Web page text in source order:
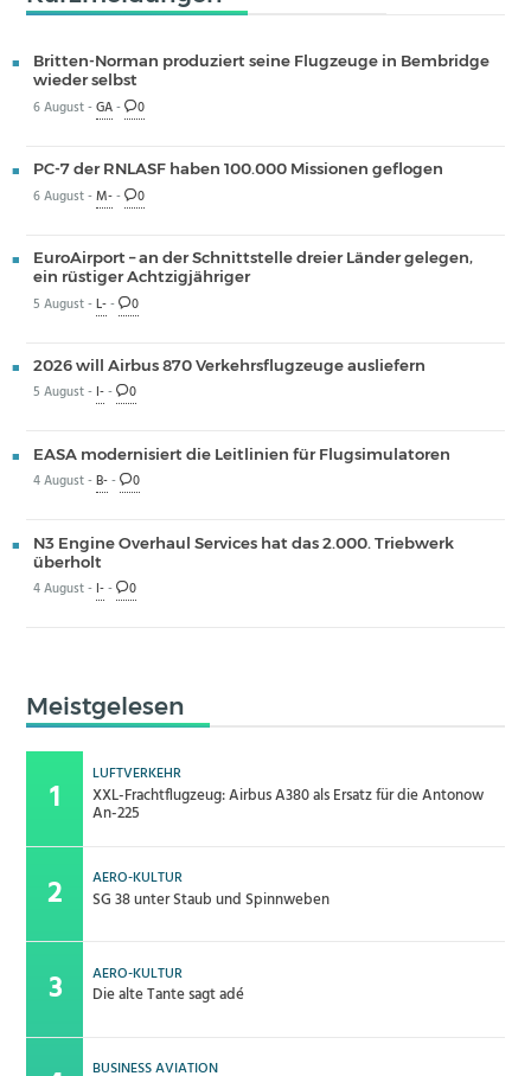
Britten-Norman produziert seine Flugzeuge in Bembridge
wieder selbst
6 August -GA- 0
PC-7 der RNLASF haben 100.000 Missionen geflogen
6 August -M-- 0
EuroAirport – an der Schnittstelle dreier Länder gelegen,
ein rüstiger Achtzigjähriger
5 August -L-- 0
2026 will Airbus 870 Verkehrsflugzeuge ausliefern
5 August - I-- 0
EASA modernisiert die Leitlinien für Flugsimulatoren
4 August -B-- 0
N3 Engine Overhaul Services hat das 2.000. Triebwerk
überholt
4 August - I-- 0
Meistgelesen
LUFTVERKEHR
XXL-Frachtflugzeug: Airbus A380 als Ersatz für die Antonow
An-225
AERO-KULTUR
SG 38 unter Staub und Spinnweben
AERO-KULTUR
Die alte Tante sagt adé
BUSINESS AVIATION